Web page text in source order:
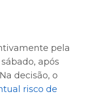
pela
após
decisão, o
risco de